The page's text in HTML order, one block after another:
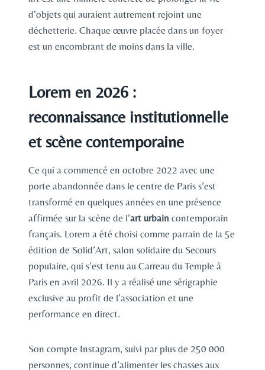
d’objets qui auraient autrement rejoint une
déchetterie. Chaque œuvre placée dans un foyer
est un encombrant de moins dans la ville.
Lorem en 2026 :
reconnaissance institutionnelle
et scène contemporaine
Ce qui a commencé en octobre 2022 avec une
porte abandonnée dans le centre de Paris s’est
transformé en quelques années en une présence
affirmée sur la scène de l’art urbain contemporain
français. Lorem a été choisi comme parrain de la 5e
édition de Solid’Art, salon solidaire du Secours
populaire, qui s’est tenu au Carreau du Temple à
Paris en avril 2026. Il y a réalisé une sérigraphie
exclusive au profit de l’association et une
performance en direct.
Son compte Instagram, suivi par plus de 250 000
personnes, continue d’alimenter les chasses aux